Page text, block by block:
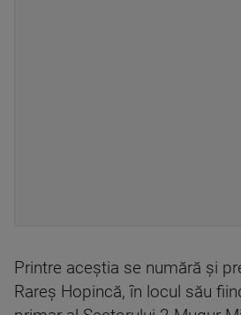
Printre aceştia se numără şi
Rareş Hopincă, în locul său